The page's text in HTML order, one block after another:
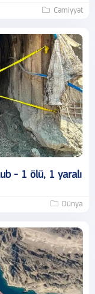
Cəmiyyət
- 1 ölü, 1 yaralı
Dünya